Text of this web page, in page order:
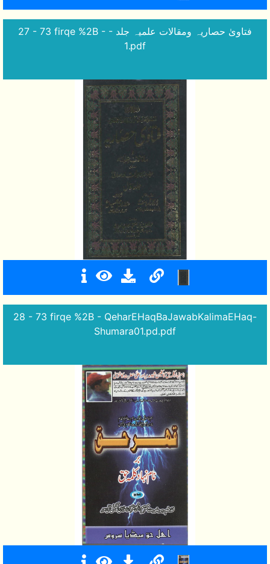
27 - 73 firqe %2B - - فتاویٰ حصاریہ ومقالات علمیہ جلد
1.pdf
28 - 73 firqe %2B - QeharEHaqBaJawabKalimaEHaq-
Shumara01.pd.pdf